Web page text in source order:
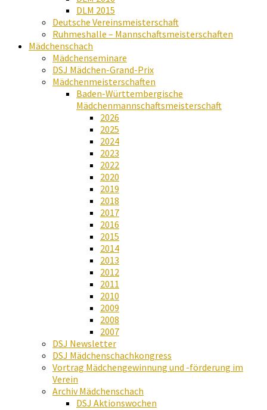
DLM 2015
Deutsche Vereinsmeisterschaft
Ruhmeshalle – Mannschaftsmeisterschaften
Mädchenschach
Mädchenseminare
DSJ Mädchen-Grand-Prix
Mädchenmeisterschaften
Baden-Württembergische
Mädchenmannschaftsmeisterschaft
2026
2025
2024
2023
2022
2020
2019
2018
2017
2016
2015
2014
2013
2012
2011
2010
2009
2008
2007
DSJ Newsletter
DSJ Mädchenschachkongress
Vortrag Mädchengewinnung und -förderung im
Verein
Archiv Mädchenschach
DSJ Aktionswochen